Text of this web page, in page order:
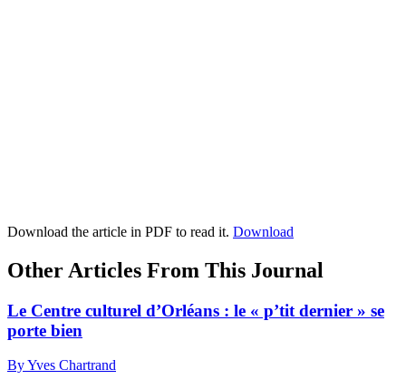
Download the article in PDF to read it. Download
Other Articles From This Journal
Le Centre culturel d’Orléans : le « p’tit dernier » se
porte bien
By Yves Chartrand